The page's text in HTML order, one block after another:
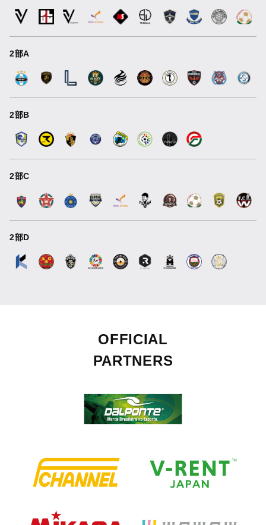
2部A
2部B
2部C
2部D
OFFICIAL
PARTNERS